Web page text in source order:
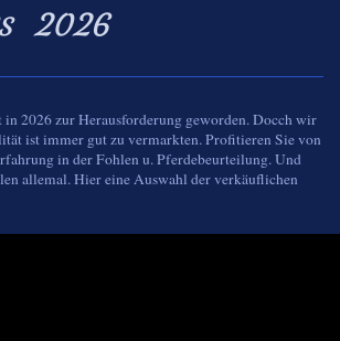
2026
2026 zur Herausforderung geworden. Docch wir
ist immer gut zu vermarkten. Profitieren Sie von
in der Fohlen u. Pferdebeurteilung. Und
allemal. Hier eine Auswahl der verkäuflichen